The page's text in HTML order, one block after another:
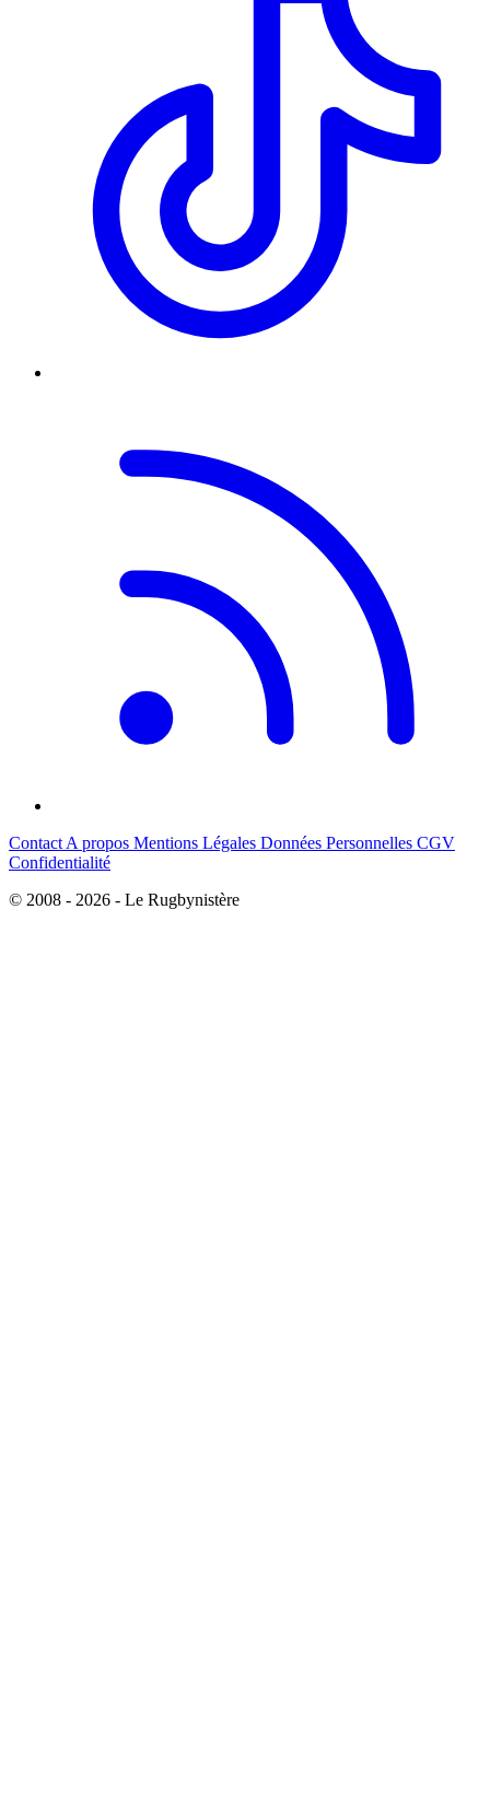
Contact A propos Mentions Légales Données Personnelles CGV
Confidentialité
© 2008 - 2026 - Le Rugbynistère